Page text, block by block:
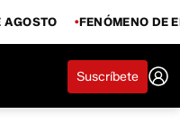
AGOSTO FENÓMENO DE
Suscríbete